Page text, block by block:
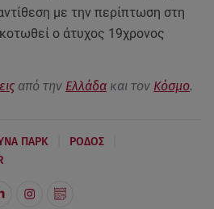
με την περίπτωση στη
ο άτυχος 19χρονος
από την Ελλάδα και τον Κόσμο.
ΠΑΡΚ ΡΟΔΟΣ